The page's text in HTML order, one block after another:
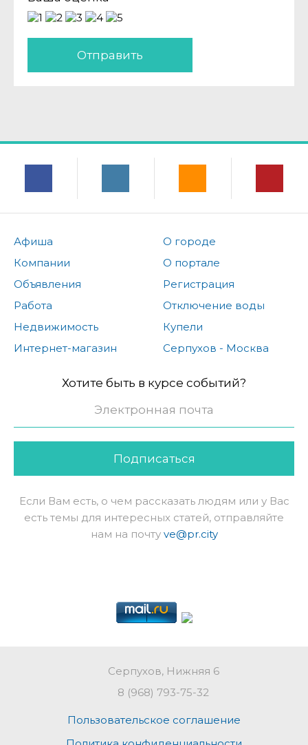
Отправить
Афиша
Компании
Объявления
Работа
Недвижимость
Интернет-магазин
О городе
О портале
Регистрация
Отключение воды
Купели
Серпухов - Москва
Хотите быть в курсе событий?
Подписаться
Если Вам есть, о чем рассказать людям или у Вас
есть темы для интересных статей, отправляйте
нам на почту ve@pr.city
Серпухов, Нижняя 6
8 (968) 793-75-32
Пользовательское соглашение